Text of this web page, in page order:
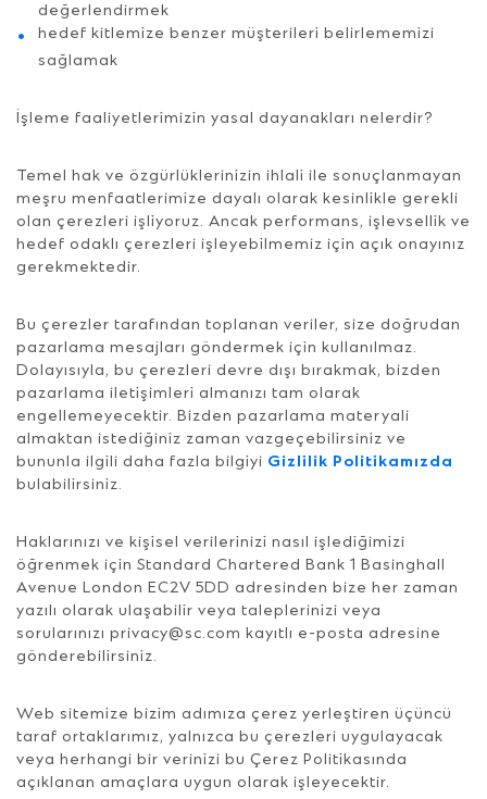
değerlendirmek
hedef kitlemize benzer müşterileri belirlememizi
sağlamak
İşleme faaliyetlerimizin yasal dayanakları nelerdir?
Temel hak ve özgürlüklerinizin ihlali ile sonuçlanmayan
meşru menfaatlerimize dayalı olarak kesinlikle gerekli
olan çerezleri işliyoruz. Ancak performans, işlevsellik ve
hedef odaklı çerezleri işleyebilmemiz için açık onayınız
gerekmektedir.
Bu çerezler tarafından toplanan veriler, size doğrudan
pazarlama mesajları göndermek için kullanılmaz.
Dolayısıyla, bu çerezleri devre dışı bırakmak, bizden
pazarlama iletişimleri almanızı tam olarak
engellemeyecektir. Bizden pazarlama materyali
almaktan istediğiniz zaman vazgeçebilirsiniz ve
bununla ilgili daha fazla bilgiyi Gizlilik Politikamızda
bulabilirsiniz.
Haklarınızı ve kişisel verilerinizi nasıl işlediğimizi
öğrenmek için Standard Chartered Bank 1 Basinghall
Avenue London EC2V 5DD adresinden bize her zaman
yazılı olarak ulaşabilir veya taleplerinizi veya
sorularınızı privacy@sc.com kayıtlı e-posta adresine
gönderebilirsiniz.
Web sitemize bizim adımıza çerez yerleştiren üçüncü
taraf ortaklarımız, yalnızca bu çerezleri uygulayacak
veya herhangi bir verinizi bu Çerez Politikasında
açıklanan amaçlara uygun olarak işleyecektir.